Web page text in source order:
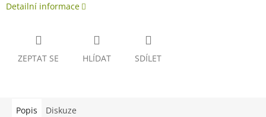
Detailní informace
ZEPTAT SE HLÍDAT SDÍLET
Popis Diskuze